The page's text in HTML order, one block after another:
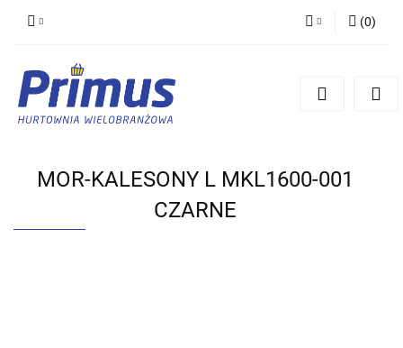
Zarejestruj się
(0)
MOR-KALESONY L MKL1600-001
CZARNE